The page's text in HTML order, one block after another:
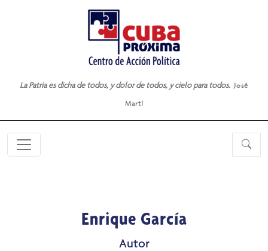
La Patria es dicha de todos, y dolor de todos, y cielo para todos. José
Martí
Enrique García
Autor